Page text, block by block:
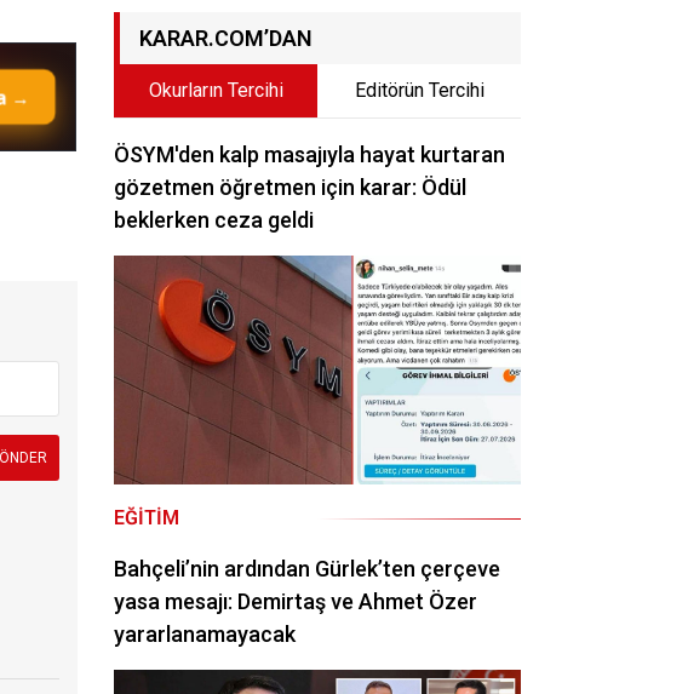
KARAR.COM’DAN
Okurların Tercihi Editörün Tercihi
ÖSYM'den kalp masajıyla hayat kurtaran
gözetmen öğretmen için karar: Ödül
beklerken ceza geldi
EĞITIM
Bahçeli’nin ardından Gürlek’ten çerçeve
yasa mesajı: Demirtaş ve Ahmet Özer
yararlanamayacak